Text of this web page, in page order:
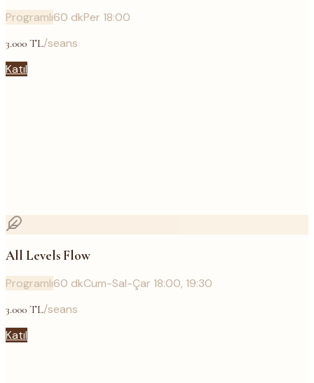
Programlı60 dkPer 18:00
3.000 TL/seans
Katıl
All Levels Flow
Programlı60 dkCum-Sal-Çar 18:00, 19:30
3.000 TL/seans
Katıl